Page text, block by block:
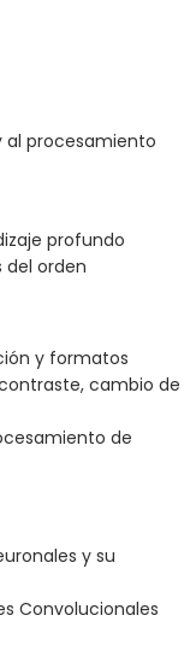
al procesamiento
profundo
del orden
y formatos
cambio de
de
y su
Convolucionales